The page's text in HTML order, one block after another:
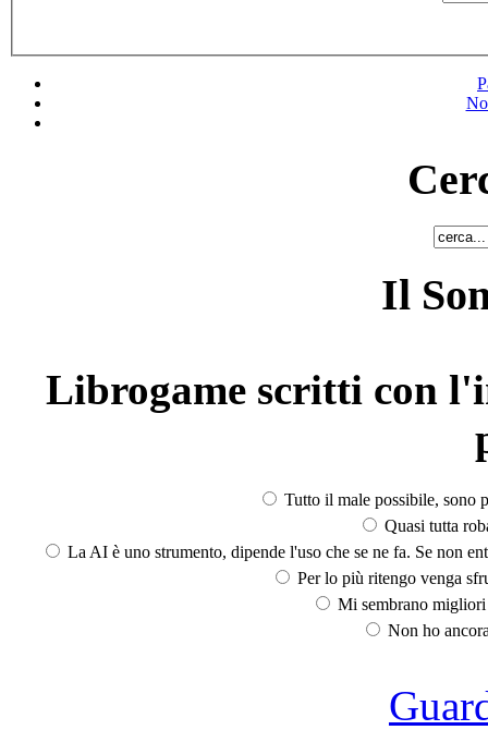
Il
Librogame scritti con
Tutto il male possibile, sono
Quasi tutta
La AI è uno strumento, dipende l'uso che se ne fa. Se non
Per lo più ritengo venga
Mi sembrano
Non ho